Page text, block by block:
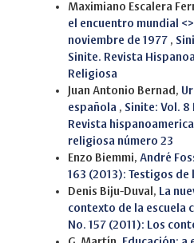
Maximiano Escalera
el encuentro mundial
noviembre de 1977 ,
Sinite. Revista
Religiosa
Juan Antonio Bernad,
española , Sinite: Vol. 8
Revista
religiosa número 23
Enzo Biemmi, André
163 (2013): Testigos de
Denis Biju-Duval, La
contexto de la escuela
No. 157 (2011): Los